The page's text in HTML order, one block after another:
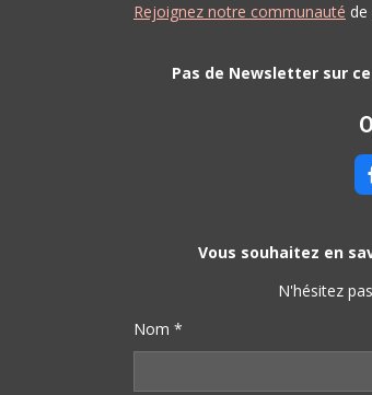
Rejoignez notre communauté
Pas de Newsletter sur
Vous souhaitez en
N'hésitez
Nom *